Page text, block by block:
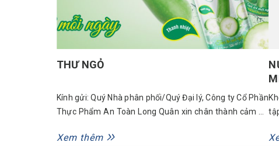
THƯ NGỎ
Kính gửi: Quý Nhà phân phối/Quý Đại lý, Công ty Cổ Phần
Thực Phẩm An Toàn Long Quân xin chân thành cảm ơn
Để khẳng định vị thế và không ngừng nâng tầm giá trị
Xem thêm